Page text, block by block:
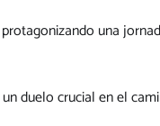
una
duelo crucial en el